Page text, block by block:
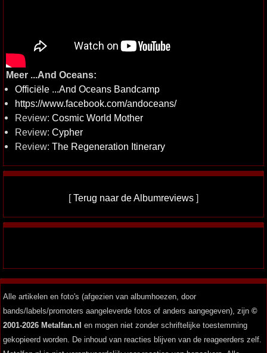
Meer ...And Oceans:
Officiële ...And Oceans Bandcamp
https://www.facebook.com/andoceans/
Review: Cosmic World Mother
Review: Cypher
Review: The Regeneration Itinerary
[Terug naar de Albumreviews ]
Alle artikelen en foto's (afgezien van albumhoezen, door
bands/labels/promoters aangeleverde fotos of anders aangegeven), zijn ©
2001-2026 Metalfan.nl en mogen niet zonder schriftelijke toestemming
gekopieerd worden. De inhoud van reacties blijven van de reageerders zelf.